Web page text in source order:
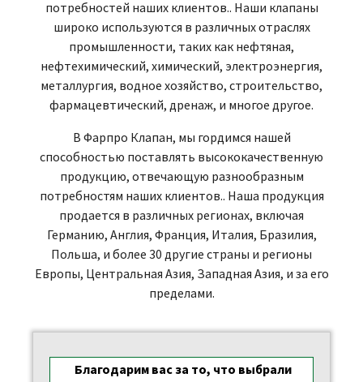
потребностей наших клиентов.. Наши клапаны
широко используются в различных отраслях
промышленности, таких как нефтяная,
нефтехимический, химический, электроэнергия,
металлургия, водное хозяйство, строительство,
фармацевтический, дренаж, и многое другое.
В Фарпро Клапан, мы гордимся нашей
способностью поставлять высококачественную
продукцию, отвечающую разнообразным
потребностям наших клиентов.. Наша продукция
продается в различных регионах, включая
Германию, Англия, Франция, Италия, Бразилия,
Польша, и более 30 другие страны и регионы
Европы, Центральная Азия, Западная Азия, и за его
пределами.
Благодарим вас за то, что выбрали